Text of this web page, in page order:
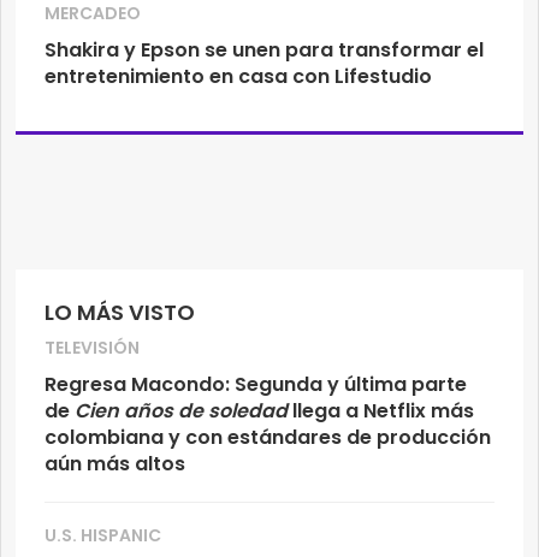
LO MÁS VISTO
TELEVISIÓN
Regresa Macondo: Segunda y última parte
de Cien años de soledadllega a Netflix más
colombiana y con estándares de producción
aún más altos
U.S. HISPANIC
MERCADEO
Shakira y Epson se unen para transformar el
entretenimiento en casa con Lifestudio